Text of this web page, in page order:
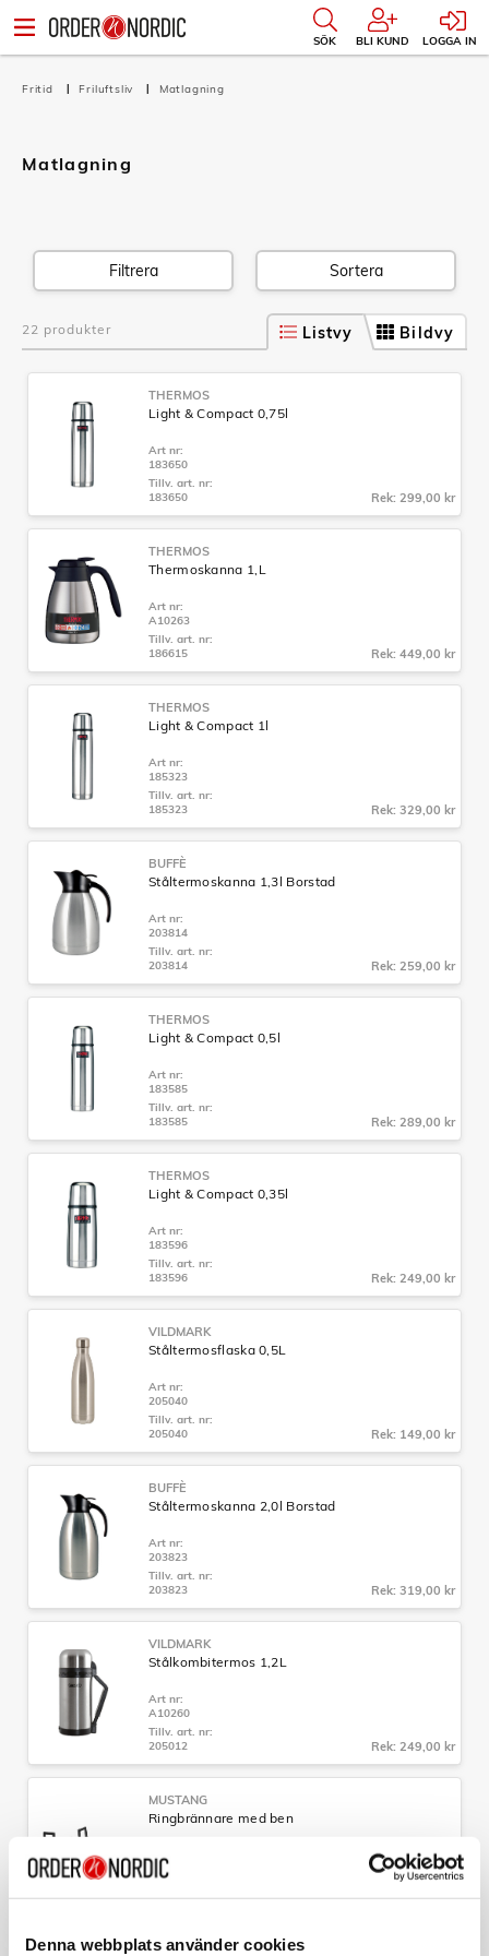
Denna webbplats använder cookies
SÖK BLI KUND LOGGA IN
Fritid Friluftsliv Matlagning
Matlagning
Filtrera Sortera
22 produkter Bildvy
Listvy
THERMOS
Light & Compact 0,75l
Art nr:
183650
Tillv. art. nr:
183650
Rek: 299,00 kr
THERMOS
Thermoskanna 1,L
Art nr:
A10263
Tillv. art. nr:
186615
Rek: 449,00 kr
THERMOS
Light & Compact 1l
Art nr:
185323
Tillv. art. nr:
185323
Rek: 329,00 kr
BUFFÈ
Ståltermoskanna 1,3l Borstad
Art nr:
203814
Tillv. art. nr:
203814
Rek: 259,00 kr
THERMOS
Light & Compact 0,5l
Art nr:
183585
Tillv. art. nr:
183585
Rek: 289,00 kr
THERMOS
Light & Compact 0,35l
Art nr:
183596
Tillv. art. nr:
183596
Rek: 249,00 kr
VILDMARK
Ståltermosflaska 0,5L
Art nr:
205040
Tillv. art. nr:
205040
Rek: 149,00 kr
BUFFÈ
Ståltermoskanna 2,0l Borstad
Art nr:
203823
Tillv. art. nr:
203823
Rek: 319,00 kr
VILDMARK
Stålkombitermos 1,2L
Art nr:
A10260
Tillv. art. nr:
205012
Rek: 249,00 kr
MUSTANG
Ringbrännare med ben
Art nr:
A11920
182679
Rek: 399,00 kr